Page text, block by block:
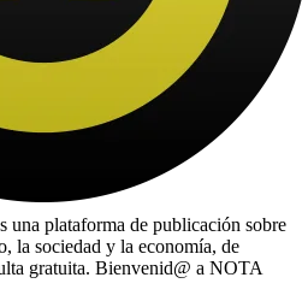
plataforma de publicación sobre
la sociedad y la economía, de
gratuita. Bienvenid@ a NOTA